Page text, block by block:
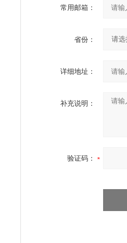
常用邮箱：
省份：
详细地址：
补充说明：
验证码：